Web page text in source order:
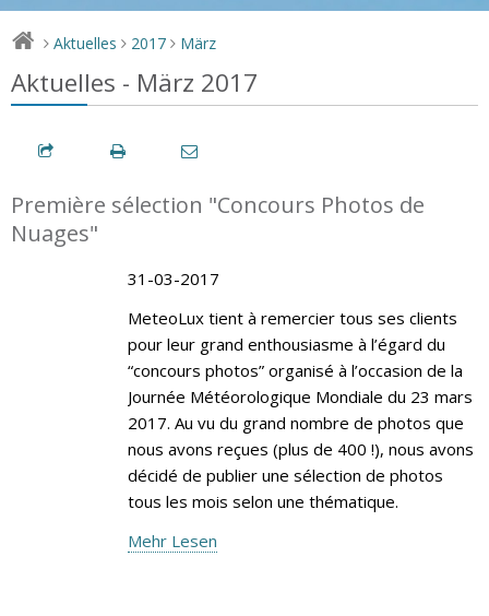
> Aktuelles > 2017 > März
Aktuelles - März 2017
Première sélection "Concours Photos de
Nuages"
31-03-2017
MeteoLux tient à remercier tous ses clients
pour leur grand enthousiasme à l’égard du
“concours photos” organisé à l’occasion de la
Journée Météorologique Mondiale du 23 mars
2017. Au vu du grand nombre de photos que
nous avons reçues (plus de 400 !), nous avons
décidé de publier une sélection de photos
tous les mois selon une thématique.
Mehr Lesen